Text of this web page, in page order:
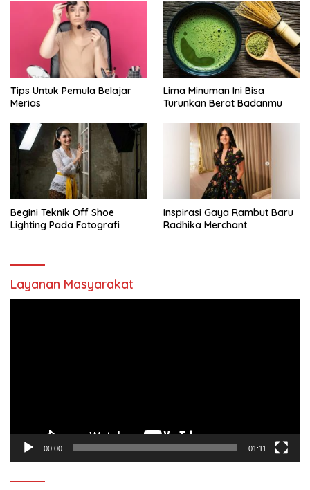
Tips Untuk Pemula Belajar
Merias
Lima Minuman Ini Bisa
Turunkan Berat Badanmu
Begini Teknik Off Shoe
Lighting Pada Fotografi
Inspirasi Gaya Rambut Baru
Radhika Merchant
Layanan Masyarakat
00:00 01:11